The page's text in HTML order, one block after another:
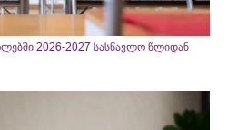
2026-2027 სასწავლო წლიდან